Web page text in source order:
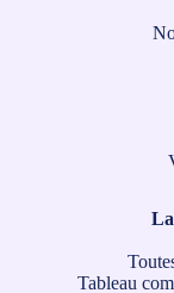
Tableau